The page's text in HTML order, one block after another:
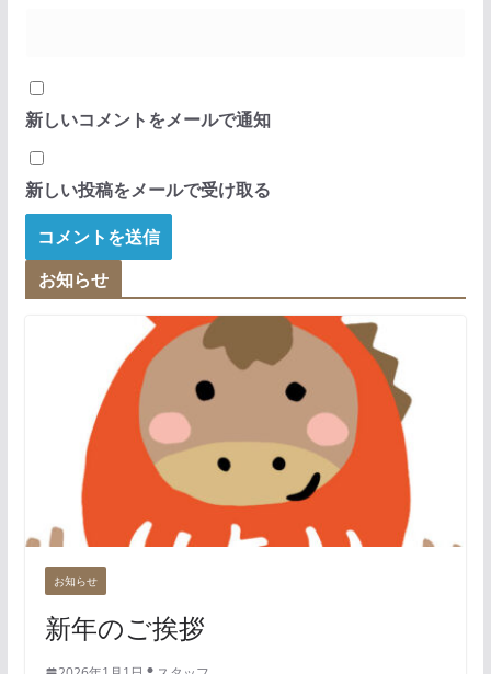
新しいコメントをメールで通知
新しい投稿をメールで受け取る
お知らせ
お知らせ
新年のご挨拶